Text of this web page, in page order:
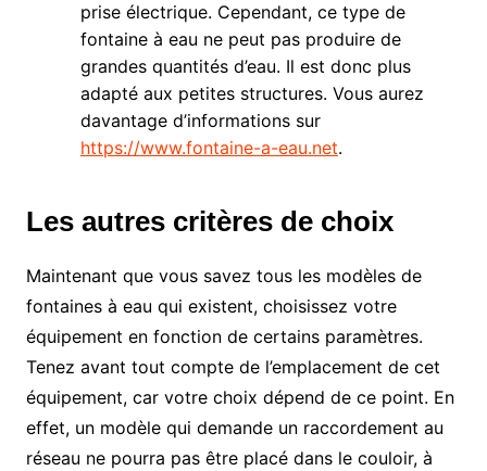
prise électrique. Cependant, ce type de
fontaine à eau ne peut pas produire de
grandes quantités d’eau. Il est donc plus
adapté aux petites structures. Vous aurez
davantage d’informations sur
https://www.fontaine-a-eau.net.
Les autres critères de choix
Maintenant que vous savez tous les modèles de
fontaines à eau qui existent, choisissez votre
équipement en fonction de certains paramètres.
Tenez avant tout compte de l’emplacement de cet
équipement, car votre choix dépend de ce point. En
effet, un modèle qui demande un raccordement au
réseau ne pourra pas être placé dans le couloir, à